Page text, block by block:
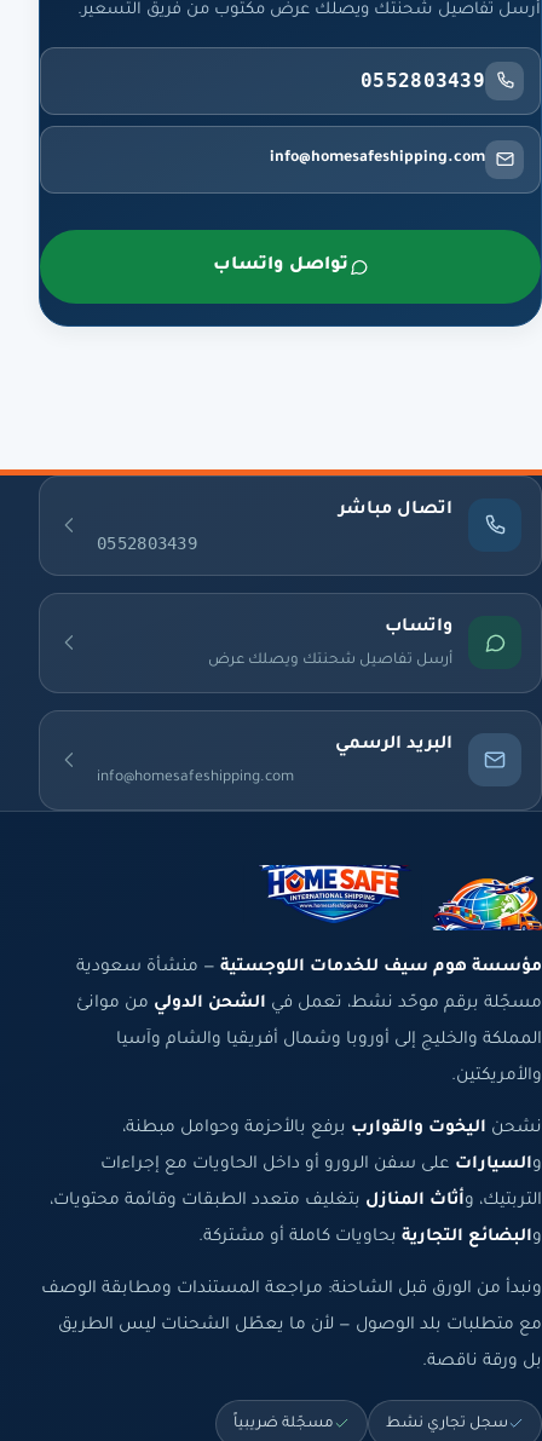
أرسل تفاصيل شحنتك ويصلك عرض مكتوب من فريق التسعير.
0552803439
info@homesafeshipping.com
تواصل واتساب
اتصال مباشر
0552803439
واتساب
أرسل تفاصيل شحنتك ويصلك عرض
البريد الرسمي
info@homesafeshipping.com
مؤسسة هوم سيف للخدمات اللوجستية — منشأة سعودية
مسجّلة برقم موحّد نشط، تعمل في الشحن الدولي من موانئ
المملكة والخليج إلى أوروبا وشمال أفريقيا والشام وآسيا
والأمريكتين.
نشحن اليخوت والقوارب برفع بالأحزمة وحوامل مبطنة،
والسيارات على سفن الرورو أو داخل الحاويات مع إجراءات
التربتيك، وأثاث المنازل بتغليف متعدد الطبقات وقائمة محتويات،
والبضائع التجارية بحاويات كاملة أو مشتركة.
ونبدأ من الورق قبل الشاحنة: مراجعة المستندات ومطابقة الوصف
مع متطلبات بلد الوصول — لأن ما يعطّل الشحنات ليس الطريق
بل ورقة ناقصة.
سجل تجاري نشط مسجّلة ضريبياً